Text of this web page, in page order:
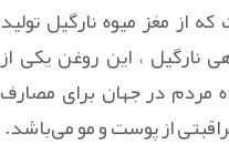
از مغز میوه نارگیل تولید
نارگیل ، این روغن یکی از
مردم در جهان برای مصارف
از پوست و مو می‌باشد.